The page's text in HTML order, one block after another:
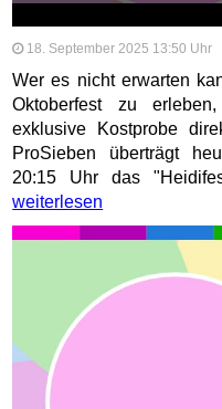
18. September 2025 13:50 Uhr
Wer es nicht erwarten
Oktoberfest zu
exklusive Kostprobe
ProSieben überträgt
20:15 Uhr das
weiterlesen